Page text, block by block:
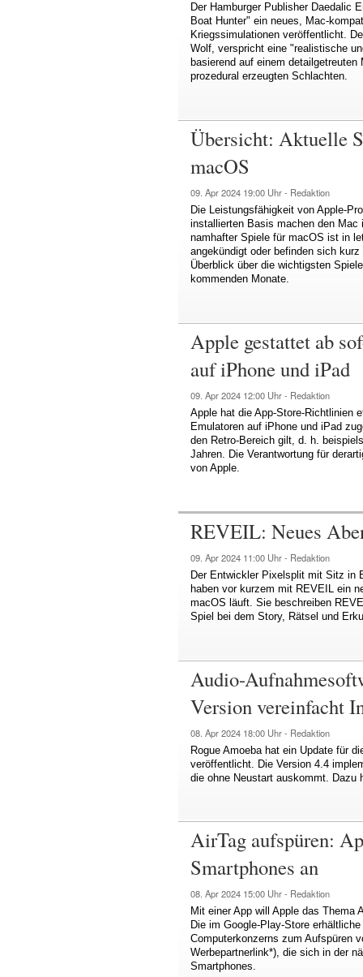
Der Hamburger Publisher Daedalic
Boat Hunter" ein neues, Mac-
Kriegssimulationen veröffentlicht.
Wolf, verspricht eine "realistische
basierend auf einem
prozedural erzeugten Schlachten.
Übersicht: Aktuelle
macOS
09. Apr 2024 19:00 Uhr - Redaktion
Die Leistungsfähigkeit von Apple-
installierten Basis machen den
namhafter Spiele für macOS ist in
angekündigt oder befinden sich
Überblick über die wichtigsten
kommenden Monate.
Apple gestattet ab
auf iPhone und iPad
09. Apr 2024 12:00 Uhr - Redaktion
Apple hat die App-Store-Richtlinien
Emulatoren auf iPhone und iPad
den Retro-Bereich gilt, d. h.
Jahren. Die Verantwortung für
von Apple.
REVEIL: Neues
09. Apr 2024 11:00 Uhr - Redaktion
Der Entwickler Pixelsplit mit Sitz in
haben vor kurzem mit REVEIL ein
macOS läuft. Sie beschreiben
Spiel bei dem Story, Rätsel und
Audio-
Version vereinfacht
08. Apr 2024 18:00 Uhr - Redaktion
Rogue Amoeba hat ein Update für
veröffentlicht. Die Version 4.4
die ohne Neustart auskommt. Dazu
AirTag aufspüren:
Smartphones an
08. Apr 2024 15:00 Uhr - Redaktion
Mit einer App will Apple das Thema
Die im Google-Play-Store
Computerkonzerns zum Aufspüren
Werbepartnerlink*), die sich in der
Smartphones.